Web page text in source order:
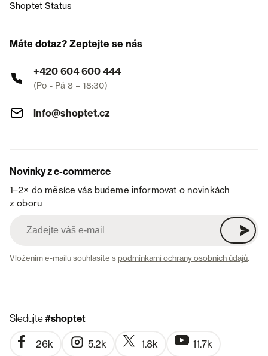
Shoptet Status
Máte dotaz? Zeptejte se nás
+420 604 600 444
(Po - Pá 8 – 18:30)
info@shoptet.cz
Novinky z e-commerce
1–2× do měsíce vás budeme informovat o novinkách
z oboru
Vložením e-mailu souhlasíte spodmínkami ochrany osobních údajů.
Sledujte#shoptet
26k 5.2k 1.8k 11.7k